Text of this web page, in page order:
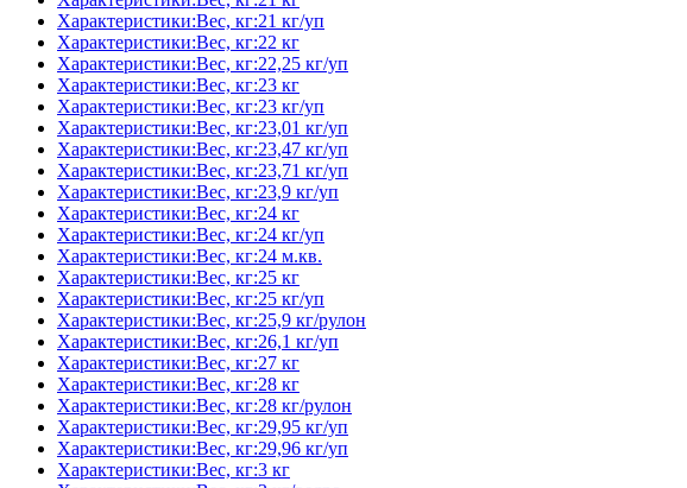
Характеристики:Вес, кг:21 кг/уп
Характеристики:Вес, кг:22 кг
Характеристики:Вес, кг:22,25 кг/уп
Характеристики:Вес, кг:23 кг
Характеристики:Вес, кг:23 кг/уп
Характеристики:Вес, кг:23,01 кг/уп
Характеристики:Вес, кг:23,47 кг/уп
Характеристики:Вес, кг:23,71 кг/уп
Характеристики:Вес, кг:23,9 кг/уп
Характеристики:Вес, кг:24 кг
Характеристики:Вес, кг:24 кг/уп
Характеристики:Вес, кг:24 м.кв.
Характеристики:Вес, кг:25 кг
Характеристики:Вес, кг:25 кг/уп
Характеристики:Вес, кг:25,9 кг/рулон
Характеристики:Вес, кг:26,1 кг/уп
Характеристики:Вес, кг:27 кг
Характеристики:Вес, кг:28 кг
Характеристики:Вес, кг:28 кг/рулон
Характеристики:Вес, кг:29,95 кг/уп
Характеристики:Вес, кг:29,96 кг/уп
Характеристики:Вес, кг:3 кг